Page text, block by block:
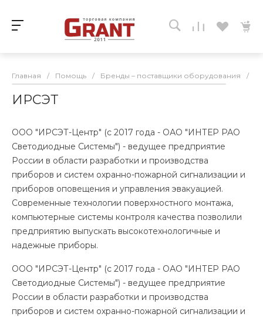
Главная / Помощь / Бренды – поставщики оборудования /
ИРСЭТ
ООО "ИРСЭТ-Центр" (с 2017 года - ОАО "ИНТЕР РАО
Светодиодные Системы") - ведущее предприятие
России в области разработки и производства
приборов и систем охранно-пожарной сигнализации и
приборов оповещения и управления эвакуацией.
Современные технологии поверхностного монтажа,
компьютерные системы контроля качества позволили
предприятию выпускать высокотехнологичные и
надежные приборы.
ООО "ИРСЭТ-Центр" (с 2017 года - ОАО "ИНТЕР РАО
Светодиодные Системы") - ведущее предприятие
России в области разработки и производства
приборов и систем охранно-пожарной сигнализации и